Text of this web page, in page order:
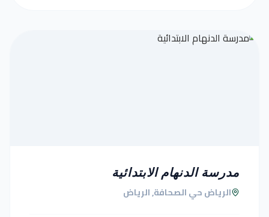
مدرسة الدنهام الابتدائية
الرياض حي الصحافة, الرياض